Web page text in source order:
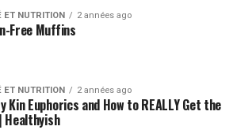
ET NUTRITION 2 années ago
Free Muffins
ET NUTRITION 2 années ago
Kin Euphorics and How to REALLY Get the
Healthyish